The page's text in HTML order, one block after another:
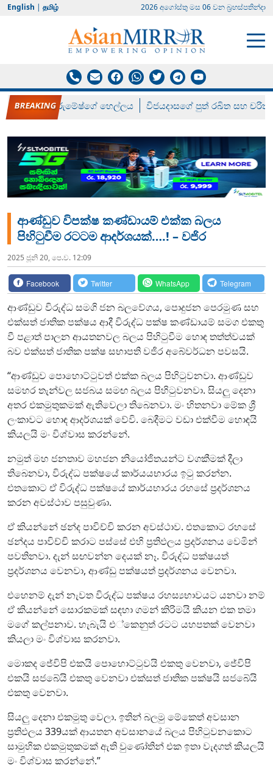
English | தமிழ் 2026 අගෝස්‍තු මස 06 වන බ්‍රහස්පතින්දා
රන් ගෙනා රුමේෂ්ගේ හෙල්ලය විජයදාසගේ පුත් රඛිත සහ චරිත්
ආණ්ඩුව විපක්ෂ කණ්ඩායම් එක්ක බලය
පිහිටුවීම රටටම ආදර්ශයක්….! – වජිර
2025 ජූනි 20, පෙ.ව. 12:09
Facebook Twitter WhatsApp Telegram
ආණ්ඩුව විරුද්ධ සමගි ජන බලවේගය, පොදුජන පෙරමුණ සහ
එක්සත් ජාතික පක්ෂය ආදී විරුද්ධ පක්ෂ කණ්ඩායම් සමග එකතු
වී පළාත් පාලන ආයතනවල බලය පිහිටුවීම හොඳ තත්ත්වයක්
බව එක්සත් ජාතික පක්ෂ සභාපති වජිර අබේවර්ධන පවසයි.
“ආණ්ඩුව පොහොට්ටුවත් එක්ක බලය පිහිටුවනවා. ආණ්ඩුව
සමහර තැන්වල සජබය සමඟ බලය පිහිටුවනවා. සියලු දෙනා
අතර එකමුතුකමක් ඇතිවෙලා තිබෙනවා. මං හිතනවා මේක ශ්‍රී
ලංකාවට හොඳ ආදර්ශයක් වේවි. බෙදීමට වඩා එක්වීම හොඳයි
කියලයි මං විශ්වාස කරන්නේ.
නමුත් මහ ජනතාව මහජන නියෝජිතයන්ට වගකීමක් දීලා
තිබෙනවා, විරුද්ධ පක්ෂයේ කාර්යයභාරය ඉටු කරන්න.
එතකොට ඒ විරුද්ධ පක්ෂයේ කාර්යභාරය රහසේ ප්‍රදර්ශනය
කරන අවස්ථාව පසුවුණා.
ඒ කියන්නේ ඡන්ද පාවිච්චි කරන අවස්ථාව. එතකොට රහසේ
ඡන්දය පාවිච්චි කරාට පස්සේ එහි ප්‍රතිඵලය ප්‍රදර්ශනය වෙමින්
පවතිනවා. දැන් සඟවන්න දෙයක් නෑ. විරුද්ධ පක්ෂයත්
ප්‍රදර්ශනය වෙනවා, ආණ්ඩු පක්ෂයත් ප්‍රදර්ශනය වෙනවා.
එහෙනම් දැන් නැවත විරුද්ධ පක්ෂය රහස්‍යභාවයට යනවා නම්
ඒ කියන්නේ සොරකමක් සඳහා ගමන් කිරිමයි කියන එක තමා
මගේ කල්පනාව. හැබැයි එ්කෙනුත් රටට යහපතක් වෙනවා
කියලා මං විශ්වාස කරනවා.
මොකද ජේවිපි එකයි පොහොට්ටුවයි එකතු වෙනවා, ජේවිපි
එකයි සජබේයි එකතු වෙනවා එක්සත් ජාතික පක්ෂයි සජබේයි
එකතු වෙනවා.
සියලු දෙනා එකමුතු වෙලා. ඉතින් බලමු මේකෙත් අවසාන
ප්‍රතිඵලය 339යක් ආයතන අවසානයේ බලය පිහිටුවනකොට
සාමුහික එකමුතුකමක් ඇති වුණෝතින් එක ඉතා වැදගත් කියලයි
මං විශ්වාස කරන්නේ.”